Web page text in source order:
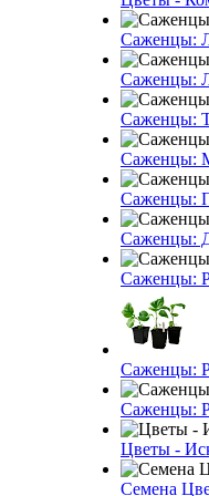
Саженцы:
Саженцы:
Саженцы:
Саженцы:
Саженцы:
Саженцы:
Саженцы:
Саженцы:
Саженцы:
Цветы -
Семена